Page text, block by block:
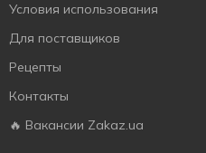
Условия использования
Для поставщиков
Рецепты
Контакты
🔥 Вакансии Zakaz.ua